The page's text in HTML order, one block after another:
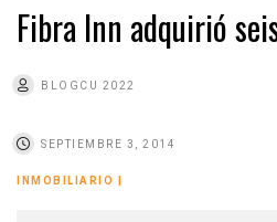
Fibra Inn adquirió
BLOGCU 2022
SEPTIEMBRE 3, 2014
INMOBILIARIO